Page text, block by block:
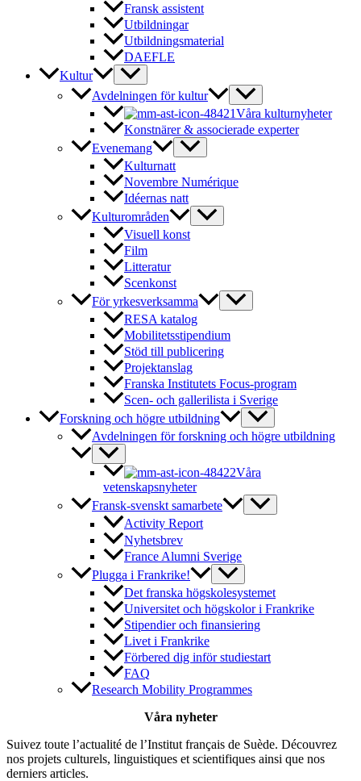
Fransk assistent
Utbildningar
Utbildningsmaterial
DAEFLE
Kultur
Avdelningen för kultur
Våra kulturnyheter
Konstnärer & associerade experter
Evenemang
Kulturnatt
Novembre Numérique
Idéernas natt
Kulturområden
Visuell konst
Film
Litteratur
Scenkonst
För yrkesverksamma
RESA katalog
Mobilitetsstipendium
Stöd till publicering
Projektanslag
Franska Institutets Focus-program
Scen- och gallerilista i Sverige
Forskning och högre utbildning
Avdelningen för forskning och högre utbildning
Våra
vetenskapsnyheter
Fransk-svenskt samarbete
Activity Report
Nyhetsbrev
France Alumni Sverige
Plugga i Frankrike!
Det franska högskolesystemet
Universitet och högskolor i Frankrike
Stipendier och finansiering
Livet i Frankrike
Förbered dig inför studiestart
FAQ
Research Mobility Programmes
Våra nyheter
Suivez toute l’actualité de l’Institut français de Suède. Découvrez
nos projets culturels, linguistiques et scientifiques ainsi que nos
derniers articles.